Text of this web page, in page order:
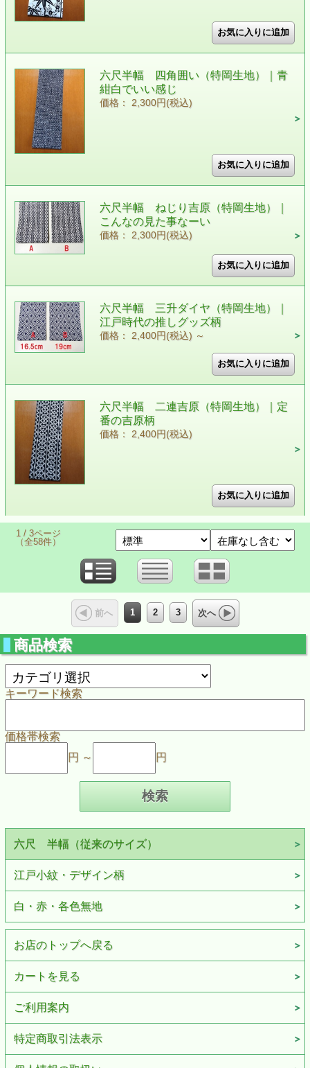
六尺半幅 四角囲い（特岡生地）｜青
紺白でいい感じ
価格： 2,300円(税込)
六尺半幅 ねじり吉原（特岡生地）｜
こんなの見た事なーい
価格： 2,300円(税込)
六尺半幅 三升ダイヤ（特岡生地）｜
江戸時代の推しグッズ柄
価格： 2,400円(税込) ～
六尺半幅 二連吉原（特岡生地）｜定
番の吉原柄
価格： 2,400円(税込)
1 / 3ページ
（全58件）
前へ 1 2 3 次へ
商品検索
キーワード検索
価格帯検索
円 ～
円
六尺 半幅（従来のサイズ）
江戸小紋・デザイン柄
白・赤・各色無地
お店のトップへ戻る
カートを見る
ご利用案内
特定商取引法表示